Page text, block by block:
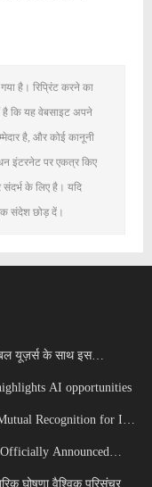
है। रिप्रिंट करने का
है कि यह वेबसाइट अपने
है, और कोई कानूनी
इंटरनेट पर एकत्र किए
के लिए है। यदि
संदेश छोड़ दें।
यूज़र्स के साथ इस
AI opportunities
Recognition for Its
gCO₂e/kmAnnounced
घोषणा वैश्विक परिसंचरण